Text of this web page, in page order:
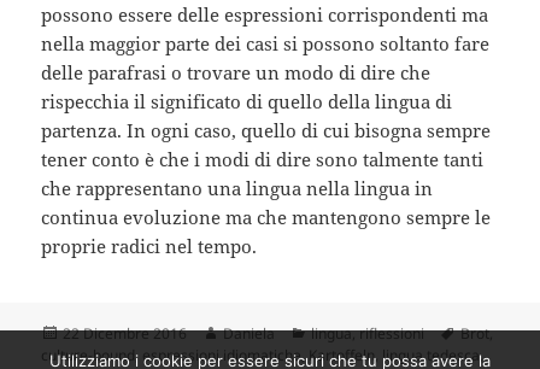
possono essere delle espressioni corrispondenti ma
nella maggior parte dei casi si possono soltanto fare
delle parafrasi o trovare un modo di dire che
rispecchia il significato di quello della lingua di
partenza. In ogni caso, quello di cui bisogna sempre
tener conto è che i modi di dire sono talmente tanti
che rappresentano una lingua nella lingua in
continua evoluzione ma che mantengono sempre le
proprie radici nel tempo.
Scritto
il
22 Dicembre 2016 Autore
Daniela Categorie
lingua,riflessioni Tag
Brot,
culture-bound, espressioni idiomatiche,Kartoffeln, lingua tedesca,
Utilizziamo i cookie per essere sicuri che tu possa avere la